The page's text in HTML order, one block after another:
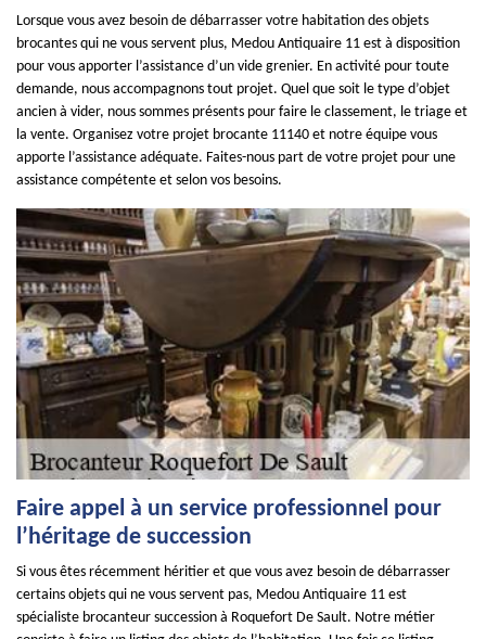
Lorsque vous avez besoin de débarrasser votre habitation des objets
brocantes qui ne vous servent plus, Medou Antiquaire 11 est à disposition
pour vous apporter l’assistance d’un vide grenier. En activité pour toute
demande, nous accompagnons tout projet. Quel que soit le type d’objet
ancien à vider, nous sommes présents pour faire le classement, le triage et
la vente. Organisez votre projet brocante 11140 et notre équipe vous
apporte l’assistance adéquate. Faites-nous part de votre projet pour une
assistance compétente et selon vos besoins.
Faire appel à un service professionnel pour
l’héritage de succession
Si vous êtes récemment héritier et que vous avez besoin de débarrasser
certains objets qui ne vous servent pas, Medou Antiquaire 11 est
spécialiste brocanteur succession à Roquefort De Sault. Notre métier